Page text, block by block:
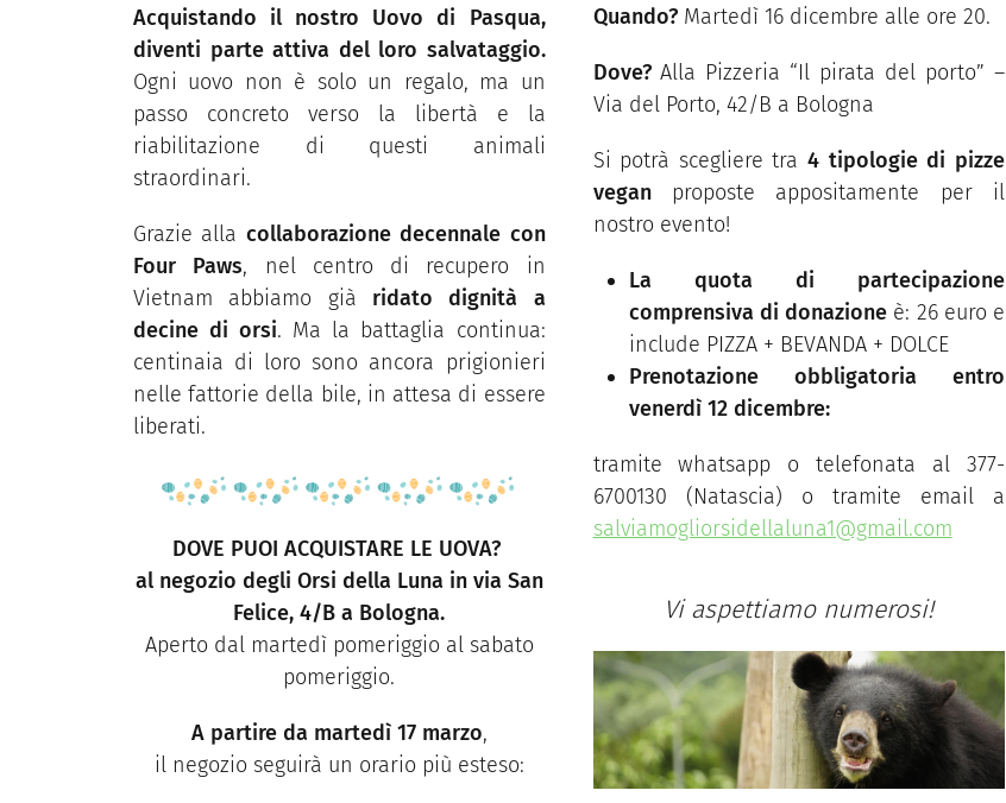
Acquistando il nostro Uovo di Pasqua,
diventi parte attiva del loro salvataggio.
Ogni uovo non è solo un regalo, ma un
passo concreto verso la libertà e la
riabilitazione di questi animali
straordinari.
Grazie alla collaborazione decennale con
Four Paws, nel centro di recupero in
Vietnam abbiamo già ridato dignità a
decine di orsi. Ma la battaglia continua:
centinaia di loro sono ancora prigionieri
nelle fattorie della bile, in attesa di essere
liberati.
DOVE PUOI ACQUISTARE LE UOVA?
al negozio degli Orsi della Luna in via San
Felice, 4/B a Bologna.
Aperto dal martedì pomeriggio al sabato
pomeriggio.
A partire da martedì 17 marzo,
il negozio seguirà un orario più esteso:
Quando?Martedì 16 dicembre alle ore 20.
Dove?Alla Pizzeria “Il pirata del porto” –
Via del Porto, 42/B a Bologna
Si potrà scegliere tra4 tipologie di pizze
veganproposte appositamente per il
nostro evento!
La quota di partecipazione
comprensiva di donazione è: 26 euro e
include PIZZA + BEVANDA + DOLCE
Prenotazione obbligatoria entro
venerdì 12 dicembre:
tramite whatsapp o telefonata al 377-
6700130 (Natascia) o tramite email a
salviamogliorsidellaluna1@gmail.com
Vi aspettiamo numerosi!